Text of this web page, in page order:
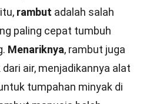
rambut adalah salah
paling cepat tumbuh
Menariknya, rambut juga
air, menjadikannya alat
tumpahan minyak di